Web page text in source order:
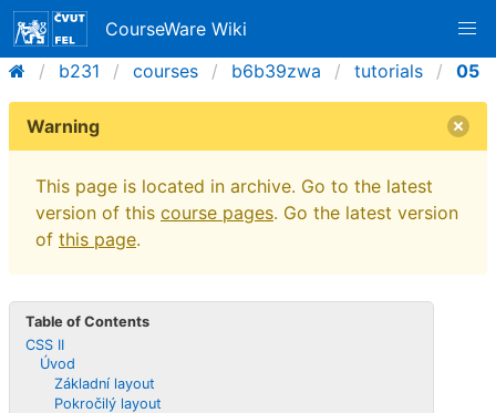
CourseWare Wiki
b231
courses b6b39zwa tutorials 05
Warning
This page is located in archive. Go to the latest
version of this course pages. Go the latest version
of this page.
Table of Contents
CSS II
Úvod
Základní layout
Pokročilý layout